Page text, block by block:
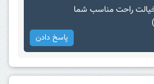
خیالت راحت مناسب شما
پاسخ دادن